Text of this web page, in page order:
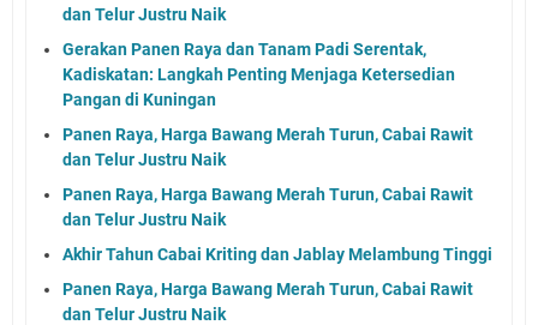
dan Telur Justru Naik
Gerakan Panen Raya dan Tanam Padi Serentak,
Kadiskatan: Langkah Penting Menjaga Ketersedian
Pangan di Kuningan
Panen Raya, Harga Bawang Merah Turun, Cabai Rawit
dan Telur Justru Naik
Panen Raya, Harga Bawang Merah Turun, Cabai Rawit
dan Telur Justru Naik
Akhir Tahun Cabai Kriting dan Jablay Melambung Tinggi
Panen Raya, Harga Bawang Merah Turun, Cabai Rawit
dan Telur Justru Naik